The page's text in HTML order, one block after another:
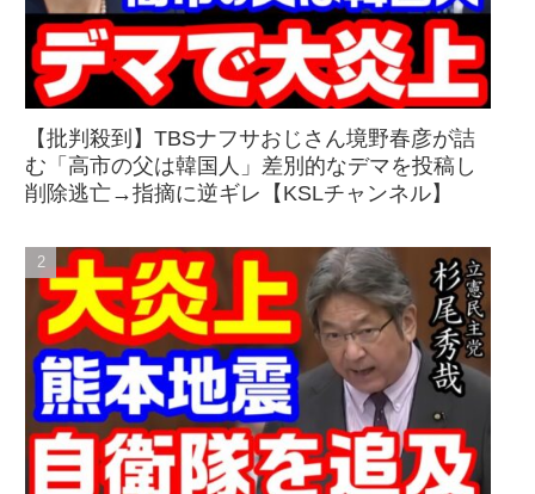
【批判殺到】TBSナフサおじさん境野春彦が詰
む「高市の父は韓国人」差別的なデマを投稿し
削除逃亡→指摘に逆ギレ【KSLチャンネル】